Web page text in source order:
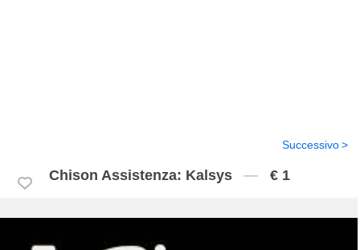
Chison Assistenza: Kalsys € 1
Successivo